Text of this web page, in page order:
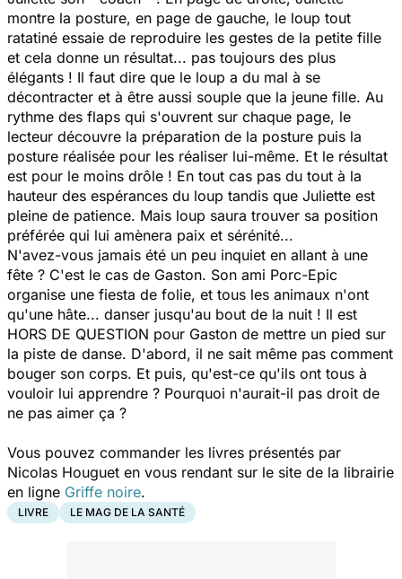
montre la posture, en page de gauche, le loup tout
ratatiné essaie de reproduire les gestes de la petite fille
et cela donne un résultat... pas toujours des plus
élégants ! Il faut dire que le loup a du mal à se
décontracter et à être aussi souple que la jeune fille. Au
rythme des flaps qui s'ouvrent sur chaque page, le
lecteur découvre la préparation de la posture puis la
posture réalisée pour les réaliser lui-même. Et le résultat
est pour le moins drôle ! En tout cas pas du tout à la
hauteur des espérances du loup tandis que Juliette est
pleine de patience. Mais loup saura trouver sa position
préférée qui lui amènera paix et sérénité...
N'avez-vous jamais été un peu inquiet en allant à une
fête ? C'est le cas de Gaston. Son ami Porc-Epic
organise une fiesta de folie, et tous les animaux n'ont
qu'une hâte... danser jusqu'au bout de la nuit ! Il est
HORS DE QUESTION pour Gaston de mettre un pied sur
la piste de danse. D'abord, il ne sait même pas comment
bouger son corps. Et puis, qu'est-ce qu'ils ont tous à
vouloir lui apprendre ? Pourquoi n'aurait-il pas droit de
ne pas aimer ça ?
Vous pouvez commander les livres présentés par
Nicolas Houguet en vous rendant sur le site de la librairie
en ligne Griffe noire.
LIVRE LE MAG DE LA SANTÉ